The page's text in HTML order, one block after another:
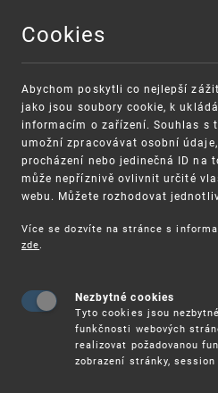
VAROVÁNÍ
Finanční podpora
Cookies
Abychom poskytli co nejlepší
jako jsou soubory cookie, k
informacím o zařízení. Souhlas s
umožní zpracovávat osobní
procházení nebo jedinečná ID na
může nepříznivě ovlivnit určité
webu. Můžete rozhodovat
Více se dozvíte na stránce s
zde.
Nezbytné cookies
Tyto cookies jsou
funkčnosti webových
realizovat požadovanou
zobrazení stránky,